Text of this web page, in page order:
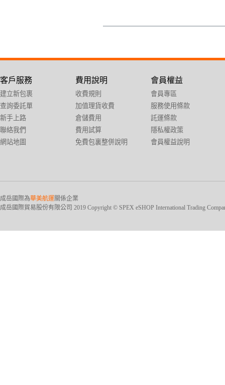
客戶服務
建立新包裹
查詢委託單
新手上路
聯絡我們
網站地圖
費用說明
收費規則
加值理貨收費
倉儲費用
費用試算
免費包裏整併說明
會員權益
會員專區
服務使用條款
託運條款
隱私權政策
會員權益說明
成岳國際為華美航運關係企業
成岳國際貿易股份有限公司 2019 Copyright © SPEX eSHOP International Trading